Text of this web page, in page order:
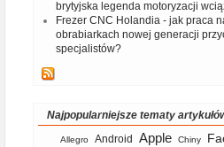
brytyjska legenda motoryzacji
Frezer CNC Holandia - jak praca
obrabiarkach nowej generacji
specjalistów?
Najpopularniejsze tematy
Allegro Android Apple Chiny